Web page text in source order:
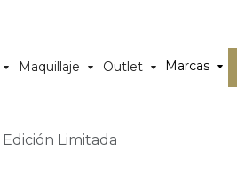
Maquillaje Outlet Marcas
Limitada